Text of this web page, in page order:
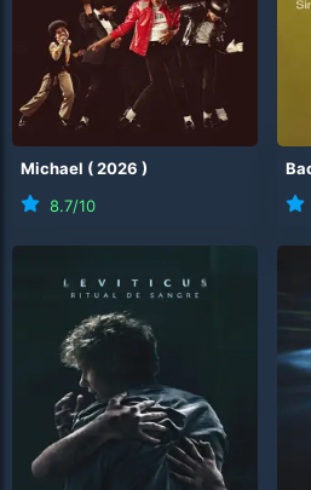
Michael (2026 )
8.7/10